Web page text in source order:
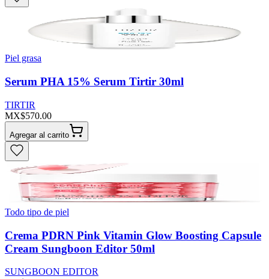
Piel grasa
Serum PHA 15% Serum Tirtir 30ml
TIRTIR
MX$570.00
Agregar al carrito
Todo tipo de piel
Crema PDRN Pink Vitamin Glow Boosting Capsule
Cream Sungboon Editor 50ml
SUNGBOON EDITOR